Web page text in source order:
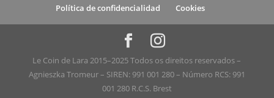
Política de confidencialidad
Cookies
Le Coin de Lara 2015–2025 Todos os direitos reservados –
Agnieszka Tromeur – SIREN: 991 001 280 – Número RCS: 991
001 280 R.C.S. Brest